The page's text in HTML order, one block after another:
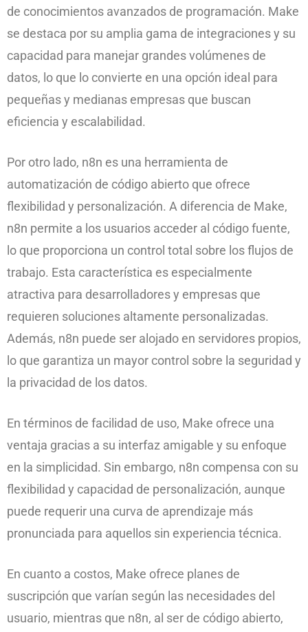
de conocimientos avanzados de programación. Make
se destaca por su amplia gama de integraciones y su
capacidad para manejar grandes volúmenes de
datos, lo que lo convierte en una opción ideal para
pequeñas y medianas empresas que buscan
eficiencia y escalabilidad.
Por otro lado, n8n es una herramienta de
automatización de código abierto que ofrece
flexibilidad y personalización. A diferencia de Make,
n8n permite a los usuarios acceder al código fuente,
lo que proporciona un control total sobre los flujos de
trabajo. Esta característica es especialmente
atractiva para desarrolladores y empresas que
requieren soluciones altamente personalizadas.
Además, n8n puede ser alojado en servidores propios,
lo que garantiza un mayor control sobre la seguridad y
la privacidad de los datos.
En términos de facilidad de uso, Make ofrece una
ventaja gracias a su interfaz amigable y su enfoque
en la simplicidad. Sin embargo, n8n compensa con su
flexibilidad y capacidad de personalización, aunque
puede requerir una curva de aprendizaje más
pronunciada para aquellos sin experiencia técnica.
En cuanto a costos, Make ofrece planes de
suscripción que varían según las necesidades del
usuario, mientras que n8n, al ser de código abierto,